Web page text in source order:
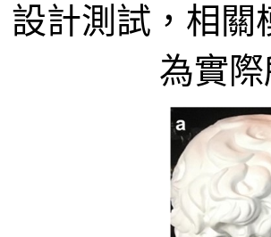
設計測試，相關
為實